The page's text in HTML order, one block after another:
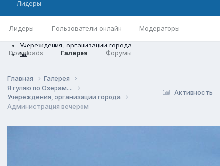
Лидеры Пользователи онлайн Модераторы
Downloads Галерея Форумы
Лидеры
Учереждения, организации города
Активность
Главная
Галерея
Я гуляю по Озерам....
Учереждения, организации города
Администрация вечером